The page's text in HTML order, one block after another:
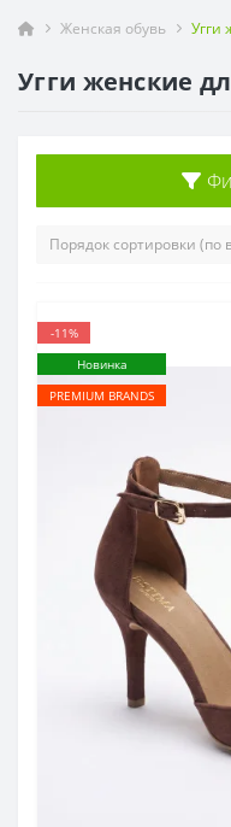
Женская обувь Угги
Угги женские
-11%
Новинка
PREMIUM BRANDS